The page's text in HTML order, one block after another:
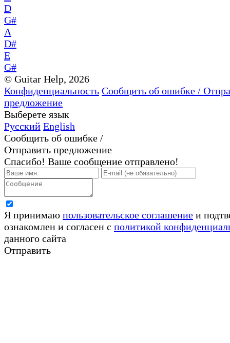
D
G#
A
D#
E
G#
© Guitar Help, 2026
Конфиденциальность Сообщить об ошибке /
предложение
Выберете язык
Русский English
Сообщить об ошибке /
Отправить предложение
Спасибо! Ваше сообщение отправлено!
Я принимаю пользовательское соглашение и
ознакомлен и согласен с политикой
данного сайта
Отправить